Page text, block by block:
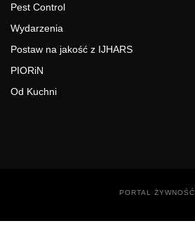
Pest Control
Wydarzenia
Postaw na jakość z IJHARS
PIORiN
Od Kuchni
PORTAL ŻYWNOŚĆ